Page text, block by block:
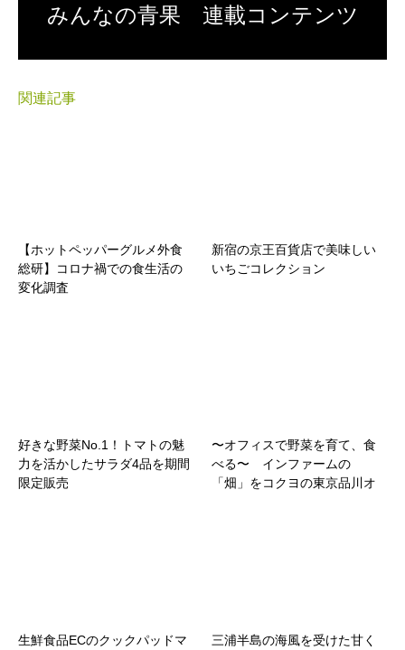
みんなの青果 連載コンテンツ
関連記事
【ホットペッパーグルメ外食
総研】コロナ禍での食生活の
変化調査
新宿の京王百貨店で美味しい
いちごコレクション
好きな野菜No.1！トマトの魅
力を活かしたサラダ4品を期間
限定販売
〜オフィスで野菜を育て、食
べる〜 インファームの
「畑」をコクヨの東京品川オ
生鮮食品ECのクックパッドマ
三浦半島の海風を受けた甘く